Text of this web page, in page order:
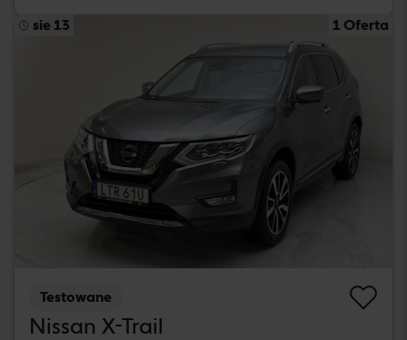
sie 13 1 Oferta
Testowane
Nissan X-Trail